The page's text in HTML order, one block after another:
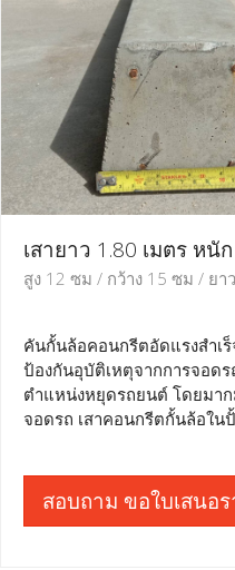
เสายาว 1.80 เมตร หนั
สูง 12 ซม / กว้าง 15 ซม / ยา
คันกั้นล้อคอนกรีตอัดแรงสำเ
ป้องกันอุบัติเหตุจากการจอด
ตำแหน่งหยุดรถยนต์ โดยมา
จอดรถ เสาคอนกรีตกั้นล้อใน
สอบถาม ขอใบเสนอ